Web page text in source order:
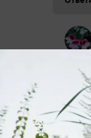
Его
в